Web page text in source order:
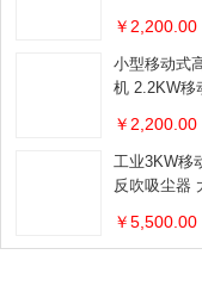
￥2,200.00
小型移动式
机 2.2KW移
￥2,200.00
工业3KW移
反吹吸尘器
￥5,500.00